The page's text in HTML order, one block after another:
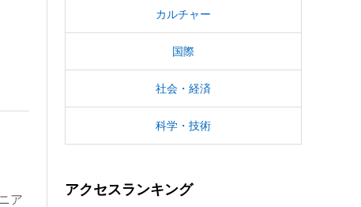
ア
カルチャー
国際
社会・経済
科学・技術
アクセスランキング